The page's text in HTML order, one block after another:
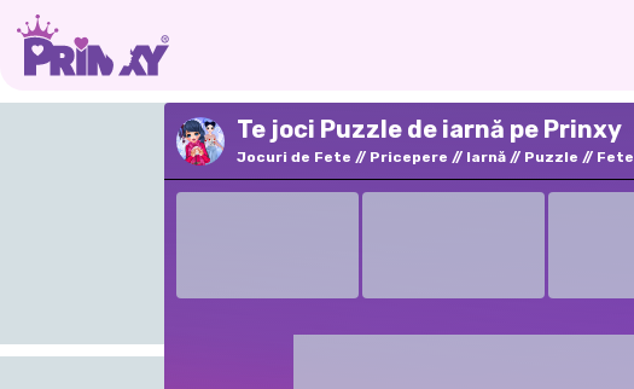
Te joci Puzzle de iarnă pe Prinxy
Jocuri de Fete Pricepere Iarnă Puzzle Fete